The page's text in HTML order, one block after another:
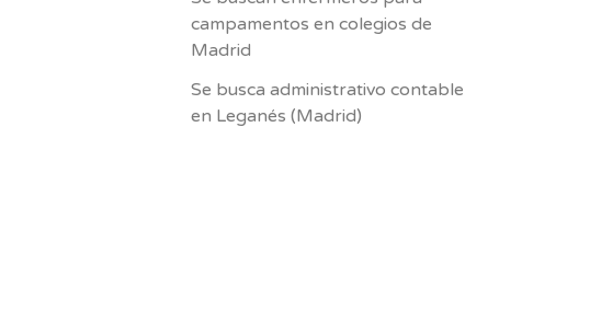
campamentos en colegios de
Madrid
Se busca administrativo contable
en Leganés (Madrid)